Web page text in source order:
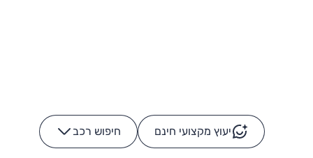
יעוץ מקצועי חינם חיפוש רכב -